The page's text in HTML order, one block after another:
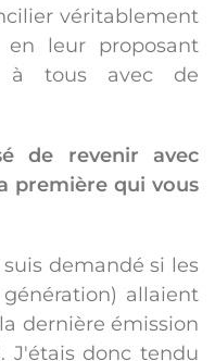
véritablement
en leur proposant
à tous avec de
de revenir avec
première qui vous
demandé si les
allaient
dernière émission
J'étais donc tendu